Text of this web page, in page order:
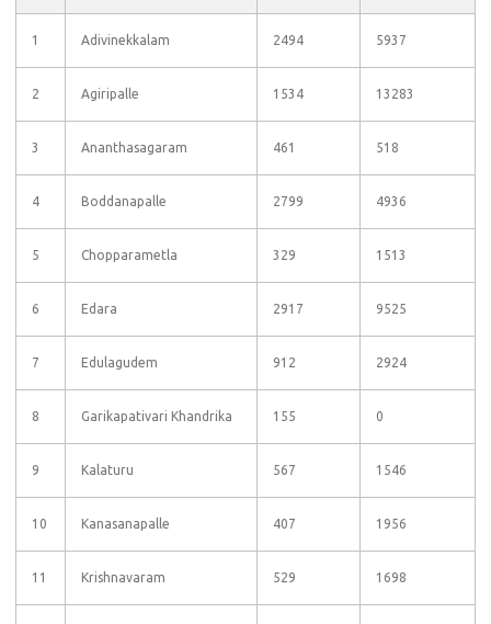
1 Adivinekkalam 2494 5937
2 Agiripalle 1534 13283
3 Ananthasagaram 461 518
4 Boddanapalle 2799 4936
5 Chopparametla 329 1513
6 Edara 2917 9525
7 Edulagudem 912 2924
8 Garikapativari Khandrika 155 0
9 Kalaturu 567 1546
10 Kanasanapalle 407 1956
11 Krishnavaram 529 1698